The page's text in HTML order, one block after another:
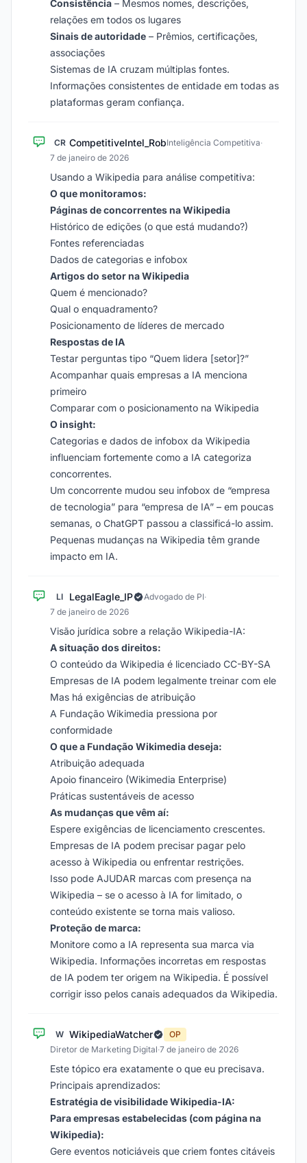
Consistência – Mesmos nomes, descrições,
relações em todos os lugares
Sinais de autoridade – Prêmios, certificações,
associações
Sistemas de IA cruzam múltiplas fontes.
Informações consistentes de entidade em todas as
plataformas geram confiança.
CR CompetitiveIntel_RobInteligência Competitiva·
7 de janeiro de 2026
Usando a Wikipedia para análise competitiva:
O que monitoramos:
Páginas de concorrentes na Wikipedia
Histórico de edições (o que está mudando?)
Fontes referenciadas
Dados de categorias e infobox
Artigos do setor na Wikipedia
Quem é mencionado?
Qual o enquadramento?
Posicionamento de líderes de mercado
Respostas de IA
Testar perguntas tipo “Quem lidera [setor]?”
Acompanhar quais empresas a IA menciona
primeiro
Comparar com o posicionamento na Wikipedia
O insight:
Categorias e dados de infobox da Wikipedia
influenciam fortemente como a IA categoriza
concorrentes.
Um concorrente mudou seu infobox de “empresa
de tecnologia” para “empresa de IA” – em poucas
semanas, o ChatGPT passou a classificá-lo assim.
Pequenas mudanças na Wikipedia têm grande
impacto em IA.
LI LegalEagle_IP Advogado de PI·
7 de janeiro de 2026
Visão jurídica sobre a relação Wikipedia-IA:
A situação dos direitos:
O conteúdo da Wikipedia é licenciado CC-BY-SA
Empresas de IA podem legalmente treinar com ele
Mas há exigências de atribuição
A Fundação Wikimedia pressiona por
conformidade
O que a Fundação Wikimedia deseja:
Atribuição adequada
Apoio financeiro (Wikimedia Enterprise)
Práticas sustentáveis de acesso
As mudanças que vêm aí:
Espere exigências de licenciamento crescentes.
Empresas de IA podem precisar pagar pelo
acesso à Wikipedia ou enfrentar restrições.
Isso pode AJUDAR marcas com presença na
Wikipedia – se o acesso à IA for limitado, o
conteúdo existente se torna mais valioso.
Proteção de marca:
Monitore como a IA representa sua marca via
Wikipedia. Informações incorretas em respostas
de IA podem ter origem na Wikipedia. É possível
corrigir isso pelos canais adequados da Wikipedia.
W WikipediaWatcher
OP
Diretor de Marketing Digital·7 de janeiro de 2026
Este tópico era exatamente o que eu precisava.
Principais aprendizados:
Estratégia de visibilidade Wikipedia-IA:
Para empresas estabelecidas (com página na
Wikipedia):
Gere eventos noticiáveis que criem fontes citáveis